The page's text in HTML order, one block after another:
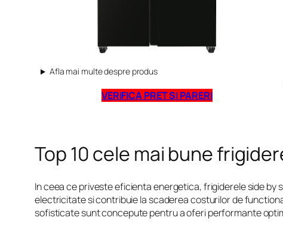
Afla mai multe despre produs
VERIFICA PRET SI PARERI
Top 10 cele mai bune
In ceea ce priveste eficienta energetica, frigiderele side
electricitate si contribuie la scaderea costurilor de
sofisticate sunt concepute pentru a oferi performante